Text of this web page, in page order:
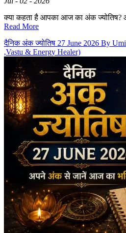
क्या कहता है आपका आज का अंक
Read More
दैनिक अंक ज्योतिष 27 June 2026 By
,Vastu & Energy Healer)